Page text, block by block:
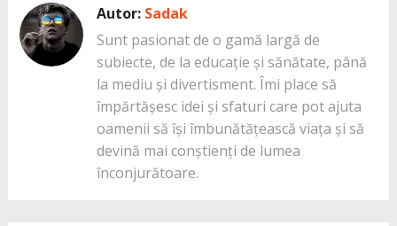
Autor: Sadak
Sunt pasionat de o gamă largă de
subiecte, de la educație și sănătate, până
la mediu și divertisment. Îmi place să
împărtășesc idei și sfaturi care pot ajuta
oamenii să își îmbunătățească viața și să
devină mai conștienți de lumea
înconjurătoare.